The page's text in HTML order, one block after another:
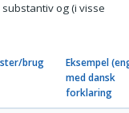
og (i visse
brug
Eksempel
med dansk
forklaring